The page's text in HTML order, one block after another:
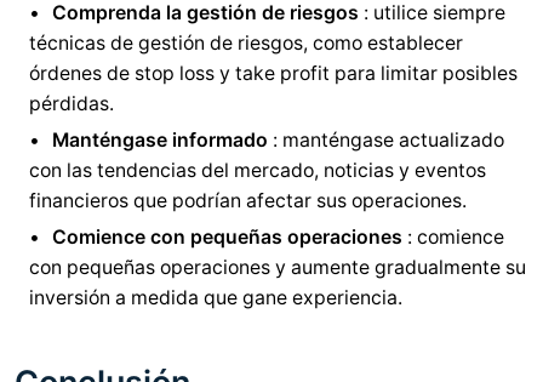
Comprenda la gestión de riesgos : utilice siempre
técnicas de gestión de riesgos, como establecer
órdenes de stop loss y take profit para limitar posibles
pérdidas.
Manténgase informado : manténgase actualizado
con las tendencias del mercado, noticias y eventos
financieros que podrían afectar sus operaciones.
Comience con pequeñas operaciones : comience
con pequeñas operaciones y aumente gradualmente su
inversión a medida que gane experiencia.